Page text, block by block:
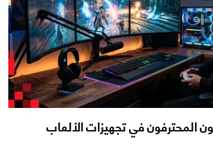
المحترفون في تجهيزات الألعاب